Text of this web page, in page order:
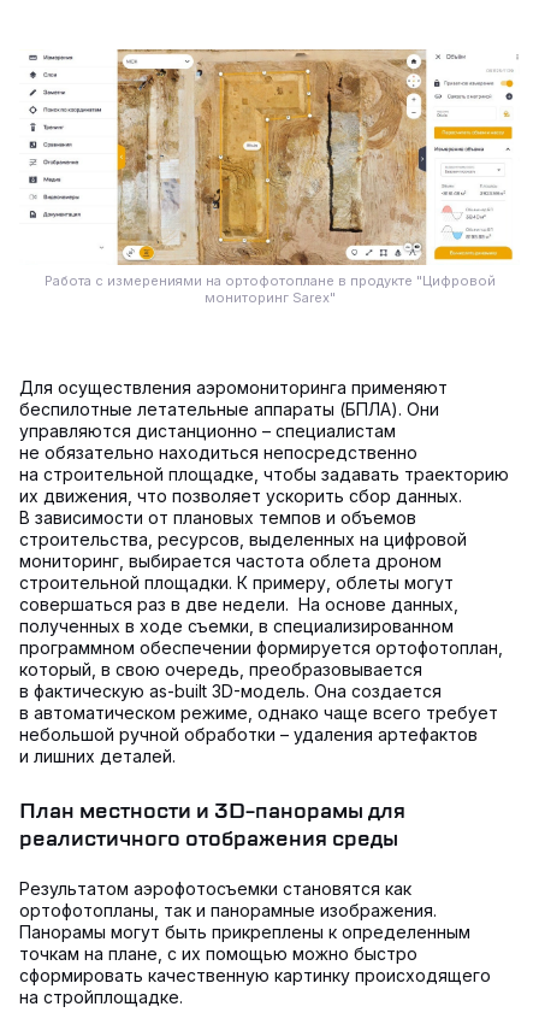
Работа с измерениями на ортофотоплане в продукте "Цифровой
мониторинг Sarex"
Для осуществления аэромониторинга применяют
беспилотные летательные аппараты (БПЛА). Они
управляются дистанционно – специалистам
не обязательно находиться непосредственно
на строительной площадке, чтобы задавать траекторию
их движения, что позволяет ускорить сбор данных.
В зависимости от плановых темпов и объемов
строительства, ресурсов, выделенных на цифровой
мониторинг, выбирается частота облета дроном
строительной площадки. К примеру, облеты могут
совершаться раз в две недели. На основе данных,
полученных в ходе съемки, в специализированном
программном обеспечении формируется ортофотоплан,
который, в свою очередь, преобразовывается
в фактическую as-built 3D-модель. Она создается
в автоматическом режиме, однако чаще всего требует
небольшой ручной обработки – удаления артефактов
и лишних деталей.
План местности и 3D-панорамы для
реалистичного отображения среды
Результатом аэрофотосъемки становятся как
ортофотопланы, так и панорамные изображения.
Панорамы могут быть прикреплены к определенным
точкам на плане, с их помощью можно быстро
сформировать качественную картинку происходящего
на стройплощадке.